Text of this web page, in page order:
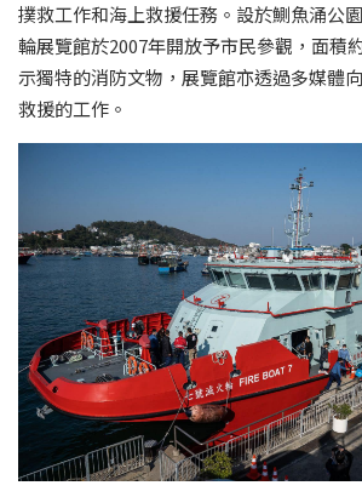
撲救工作和海上救援任務。設於鰂魚涌公
輪展覽館於2007年開放予市民參觀，面積
示獨特的消防文物，展覽館亦透過多媒體
救援的工作。